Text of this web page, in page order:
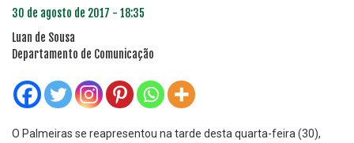
30 de agosto de 2017 - 18:35
Luan de Sousa
Departamento de Comunicação
O Palmeiras se reapresentou na tarde desta quarta-feira (30),